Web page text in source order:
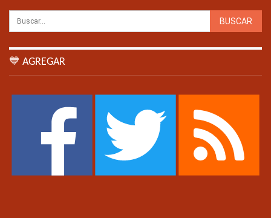
💙 AGREGAR